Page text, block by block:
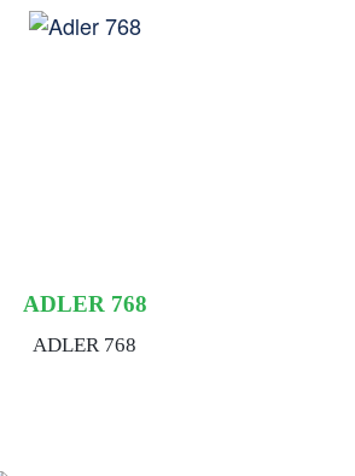
ADLER 768
ADLER 768